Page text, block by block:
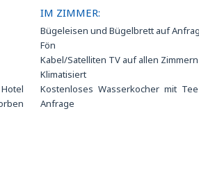
IM ZIMMER:
Bügeleisen und Bügelbrett auf
Fön
Kabel/Satelliten TV auf allen Zimmern
Klimatisiert
Kostenloses Wasserkocher mit
Anfrage